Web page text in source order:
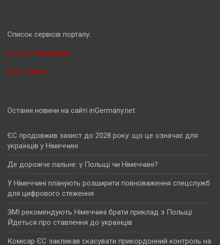
Cписок сервісів порталу:
Новини Німеччини
Карта Сайту
Останні новини на сайті inGermany.net
ЄС продовжив захист до 2028 року: що це означає для
українців у Німеччині
Де дорожче пальне: у Польщі чи Німеччині?
У Німеччині планують розширити повноваження спецслужб
для цифрового стеження
ЗМІ рекомендують Німеччині брати приклад з Польщі.
Йдеться про ставлення до українців
Комісар ЄС закликав скасувати прикордонний контроль на